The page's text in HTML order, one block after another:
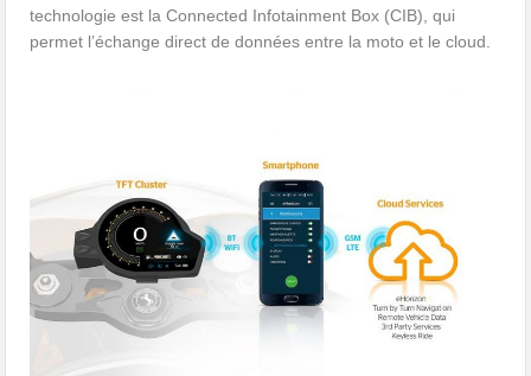
technologie est la Connected Infotainment Box (CIB), qui
permet l’échange direct de données entre la moto et le cloud.